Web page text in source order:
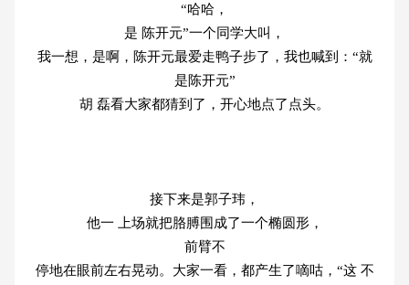
“哈哈，
是 陈开元”一个同学大叫，
我一想，是啊，陈开元最爱走鸭子步了，我也喊到：“就
是陈开元”
胡 磊看大家都猜到了，开心地点了点头。
接下来是郭子玮，
他一 上场就把胳膊围成了一个椭圆形，
前臂不
停地在眼前左右晃动。大家一看，都产生了嘀咕，“这 不